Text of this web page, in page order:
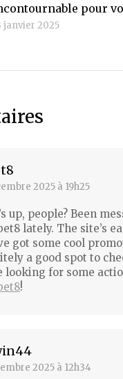
pour
janvier 2025
2025 à 19h25
up, people? Been
lately. The site’s
got some cool
a good spot to
looking for some
!
2025 à 12h34